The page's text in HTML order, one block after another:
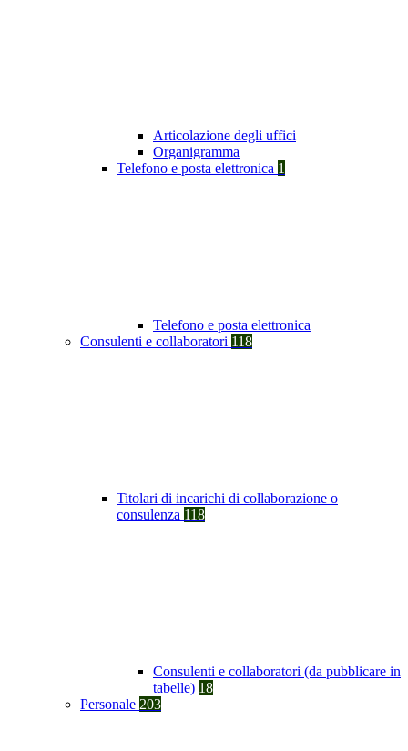
Articolazione degli uffici
Organigramma
Telefono e posta elettronica 1
Telefono e posta elettronica
Consulenti e collaboratori 118
Titolari di incarichi di collaborazione o
consulenza 118
Consulenti e collaboratori (da pubblicare in
tabelle) 18
Personale 203